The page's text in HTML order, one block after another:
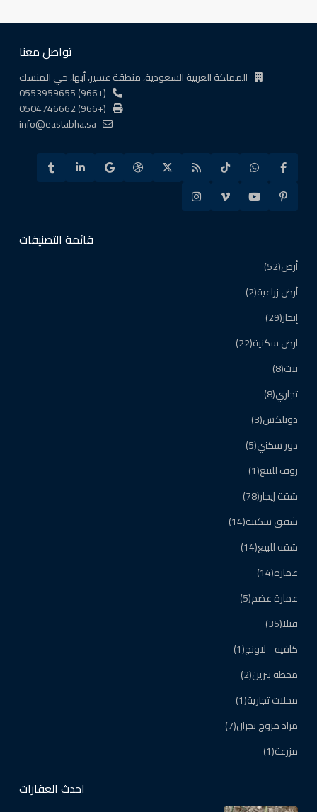
تواصل معنا
المملكة العربية السعودية، منطقة عسير، أبها، حي المنسك
(+966) 0553959655
(+966) 0504746662
info@eastabha.sa
قائمة التصنيفات
أرض(52)
أرض زراعية(2)
إيجار(29)
ارض سكنية(22)
بيت(8)
تجاري(8)
دوبلكس(3)
دور سكني(5)
روف للبيع(1)
شقة إيجار(78)
شقق سكنية(14)
شقه للبيع(14)
عمارة(14)
عمارة عضم(5)
فيلا(35)
كافيه - لاونج(1)
محطة بنزين(2)
محلات تجارية(1)
مزاد مروج نجران(7)
مزرعة(1)
احدث العقارات